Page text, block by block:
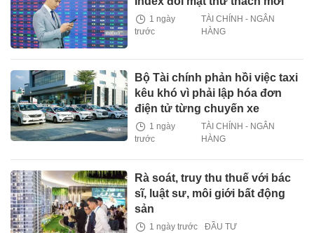
1 ngày
trước
TÀI CHÍNH - NGÂN
HÀNG
Bộ Tài chính phản hồi việc taxi
kêu khó vì phải lập hóa đơn
điện tử từng chuyến xe
1 ngày
trước
TÀI CHÍNH - NGÂN
HÀNG
Rà soát, truy thu thuế với bác
sĩ, luật sư, môi giới bất động
sản
1 ngày trước ĐẦU TƯ